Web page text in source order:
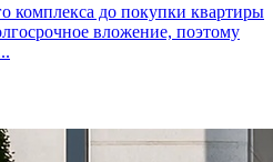
комплекса до покупки квартиры
вложение, поэтому